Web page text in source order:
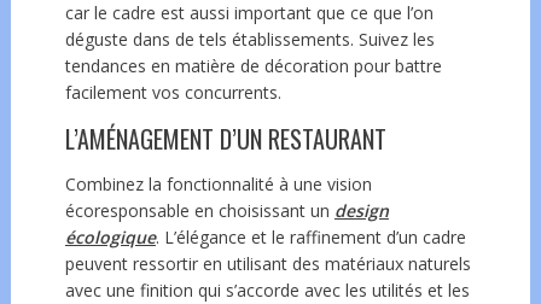
car le cadre est aussi important que ce que l’on
déguste dans de tels établissements. Suivez les
tendances en matière de décoration pour battre
facilement vos concurrents.
L’AMÉNAGEMENT D’UN RESTAURANT
Combinez la fonctionnalité à une vision
écoresponsable en choisissant un design
écologique. L’élégance et le raffinement d’un cadre
peuvent ressortir en utilisant des matériaux naturels
avec une finition qui s’accorde avec les utilités et les